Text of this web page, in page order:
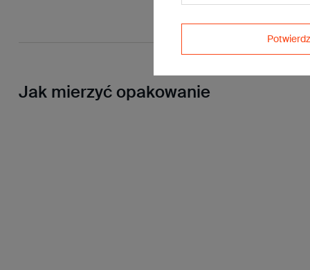
Jak mierzyć opakowanie